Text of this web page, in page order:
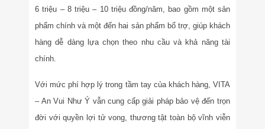
6 triệu – 8 triệu – 10 triệu đồng/năm, bao gồm một sản
phẩm chính và một đến hai sản phẩm bổ trợ, giúp khách
hàng dễ dàng lựa chọn theo nhu cầu và khả năng tài
chính.
Với mức phí hợp lý trong tầm tay của khách hàng, VITA
– An Vui Như Ý vẫn cung cấp giải pháp bảo vệ đến trọn
đời với quyền lợi tử vong, thương tật toàn bộ vĩnh viễn